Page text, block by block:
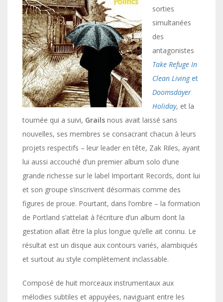
sorties
simultanées
des
antagonistes
Take Refuge In
Clean Livinget
Doomsdayer
Holiday, et la
tournée qui a suivi, Grails nous avait laissé sans
nouvelles, ses membres se consacrant chacun à leurs
projets respectifs – leur leader en tête, Zak Riles, ayant
lui aussi accouché d’un premier album solo d’une
grande richesse sur le label Important Records, dont lui
et son groupe s’inscrivent désormais comme des
figures de proue. Pourtant, dans l’ombre – la formation
de Portland s’attelait à l’écriture d’un album dont la
gestation allait être la plus longue qu’elle ait connu. Le
résultat est un disque aux contours variés, alambiqués
et surtout au style complètement inclassable.
Composé de huit morceaux instrumentaux aux
mélodies subtiles et appuyées, naviguant entre les